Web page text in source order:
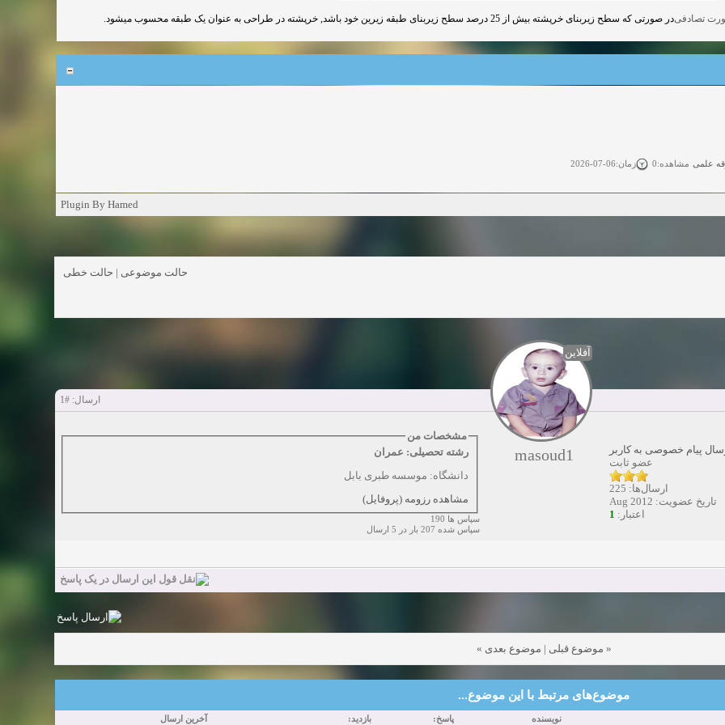
در صورتی که سطح زیربنای خرپشته بیش از 25 درصد سطح زیربنای طبقه زیرین خود باشد, خرپشته در طراحی به عنوان یک طبقه محسوب میشود.
آزاد مشاهده:0 زمان:02-26-2025
دعوت به همکاری مشاهده:0 زمان:10-21-2024
دعوت به همکاری مشاهده:0
Plugin By Hamed
حالت موضوعی | حالت خطی
ارسال:#1
آفلاین
masoud1
پیام خصوصی به کاربر
عضو ثابت
ارسال‌ها: 225
تاریخ عضویت: Aug 2012
اعتبار: 1
مشخصات من
رشته تحصیلی: عمران
دانشگاه: موسسه طبری بابل
مشاهده رزومه (پروفایل)
سپاس ها 190
سپاس شده 207 بار در 5 ارسال
« موضوع قبلی | موضوع بعدی »
موضوع‌های مرتبط با این موضوع...
نویسنده پاسخ: بازدید: آخرین ارسال